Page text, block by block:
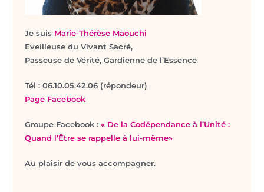
Je suis Marie-Thérèse Maouchi
Eveilleuse du Vivant Sacré,
Passeuse de Vérité, Gardienne de l’Essence
Tél : 06.10.05.42.06 (répondeur)
Page Facebook
Groupe Facebook :« De la Codépendance à l’Unité :
Quand l’Être se rappelle à lui-même»
Au plaisir de vous accompagner.